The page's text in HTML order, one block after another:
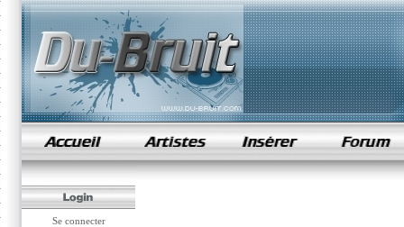
samples de rap
Se connecter